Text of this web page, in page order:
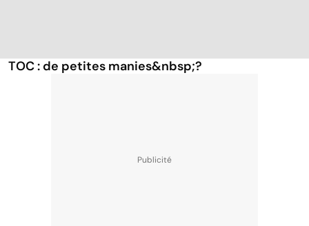
TOC : de petites manies&nbsp;?